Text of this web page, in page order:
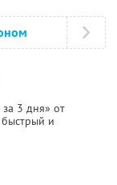
3 дня» от
и